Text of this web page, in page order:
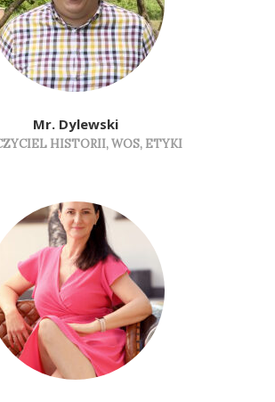
Mr. Dylewski
HISTORII, WOS, ETYKI